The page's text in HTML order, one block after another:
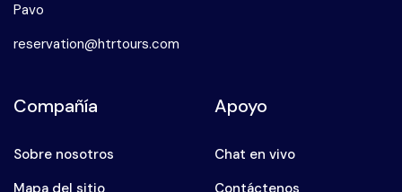
Pavo
reservation@htrtours.com
Compañía
Sobre nosotros
Mapa del sitio
Apoyo
Chat en vivo
Contáctenos